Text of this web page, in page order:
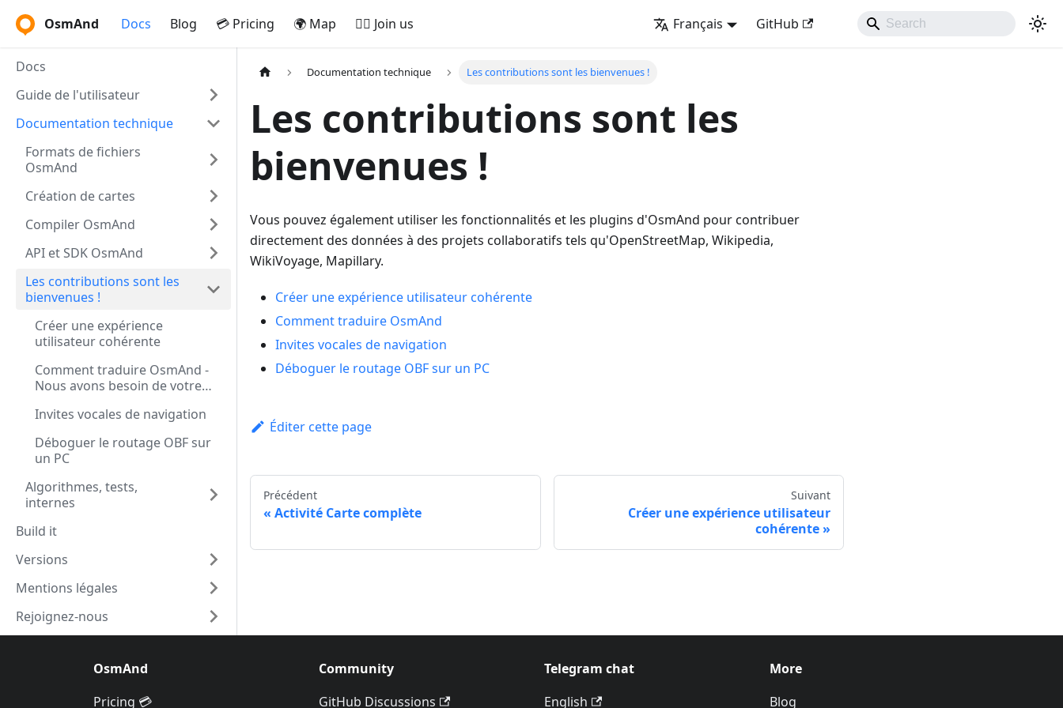
OsmAnd Docs Blog 💳 Pricing 🌍 Map 🚵‍♂️ Join us Français GitHub
Docs
Guide de l'utilisateur
Documentation technique
Formats de fichiers
OsmAnd
Création de cartes
Compiler OsmAnd
API et SDK OsmAnd
Les contributions sont les
bienvenues !
Créer une expérience
utilisateur cohérente
Comment traduire OsmAnd -
Nous avons besoin de votre
Invites vocales de navigation
Déboguer le routage OBF sur
un PC
Algorithmes, tests,
internes
Build it
Versions
Mentions légales
Rejoignez-nous
Documentation technique Les contributions sont les bienvenues !
Les contributions sont les
bienvenues !
Vous pouvez également utiliser les fonctionnalités et les plugins d'OsmAnd pour contribuer
directement des données à des projets collaboratifs tels qu'OpenStreetMap, Wikipedia,
WikiVoyage, Mapillary.
Créer une expérience utilisateur cohérente
Comment traduire OsmAnd
Invites vocales de navigation
Déboguer le routage OBF sur un PC
Éditer cette page
Précédent
Activité Carte complète
Suivant
Créer une expérience utilisateur
cohérente
OsmAnd
Pricing 💳
Community
GitHub Discussions
Telegram chat
English
More
Blog